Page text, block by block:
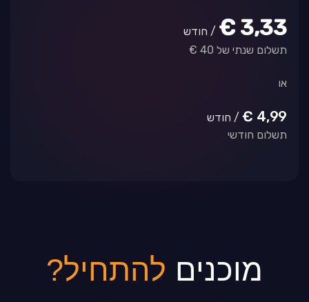
3,33 €
/ חודש
תשלום שנתי של 40 €
או
4,99 €
/ חודש
תשלום חודשי
מוכנים להתחיל?